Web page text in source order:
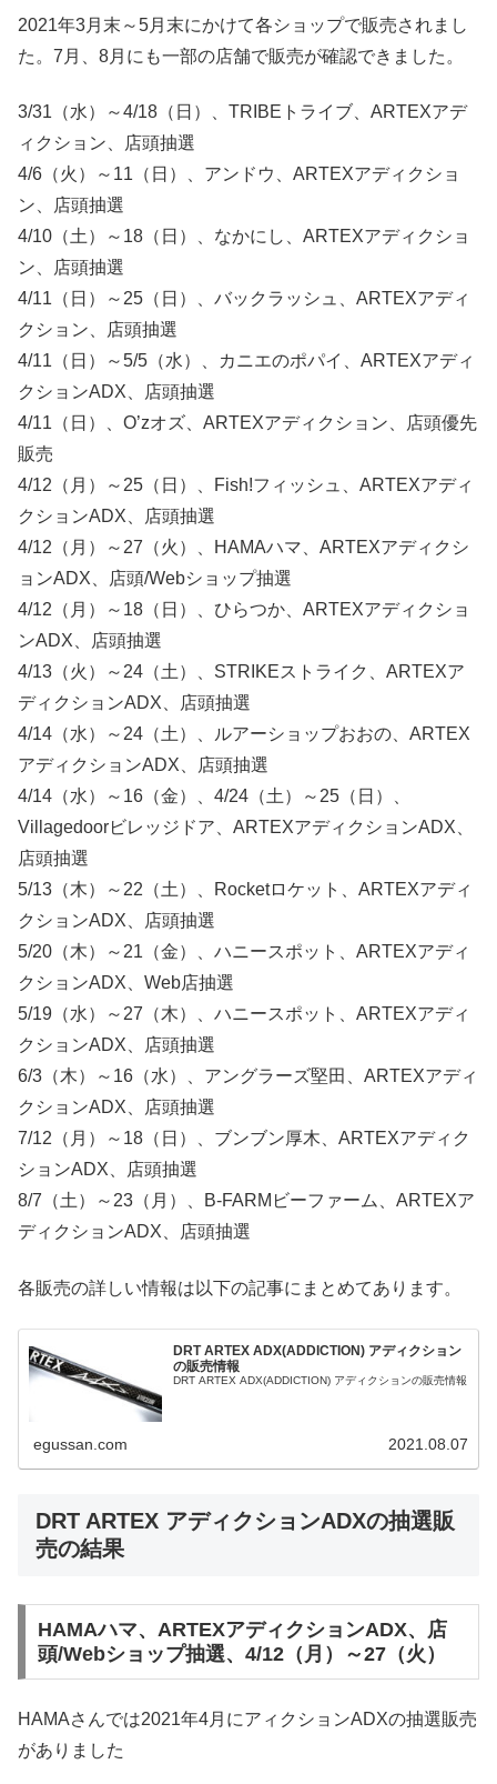
2021年3月末～5月末にかけて各ショップで販売されまし
た。7月、8月にも一部の店舗で販売が確認できました。
3/31（水）～4/18（日）、TRIBEトライブ、ARTEXアデ
ィクション、店頭抽選
4/6（火）～11（日）、アンドウ、ARTEXアディクショ
ン、店頭抽選
4/10（土）～18（日）、なかにし、ARTEXアディクショ
ン、店頭抽選
4/11（日）～25（日）、バックラッシュ、ARTEXアディ
クション、店頭抽選
4/11（日）～5/5（水）、カニエのポパイ、ARTEXアディ
クションADX、店頭抽選
4/11（日）、O’zオズ、ARTEXアディクション、店頭優先
販売
4/12（月）～25（日）、Fish!フィッシュ、ARTEXアディ
クションADX、店頭抽選
4/12（月）～27（火）、HAMAハマ、ARTEXアディクシ
ョンADX、店頭/Webショップ抽選
4/12（月）～18（日）、ひらつか、ARTEXアディクショ
ンADX、店頭抽選
4/13（火）～24（土）、STRIKEストライク、ARTEXア
ディクションADX、店頭抽選
4/14（水）～24（土）、ルアーショップおおの、ARTEX
アディクションADX、店頭抽選
4/14（水）～16（金）、4/24（土）～25（日）、
Villagedoorビレッジドア、ARTEXアディクションADX、
店頭抽選
5/13（木）～22（土）、Rocketロケット、ARTEXアディ
クションADX、店頭抽選
5/20（木）～21（金）、ハニースポット、ARTEXアディ
クションADX、Web店抽選
5/19（水）～27（木）、ハニースポット、ARTEXアディ
クションADX、店頭抽選
6/3（木）～16（水）、アングラーズ堅田、ARTEXアディ
クションADX、店頭抽選
7/12（月）～18（日）、ブンブン厚木、ARTEXアディク
ションADX、店頭抽選
8/7（土）～23（月）、B-FARMビーファーム、ARTEXア
ディクションADX、店頭抽選
各販売の詳しい情報は以下の記事にまとめてあります。
DRT ARTEX ADX(ADDICTION) アディクション
の販売情報
DRT ARTEX ADX(ADDICTION) アディクションの販売情報
egussan.com 2021.08.07
DRT ARTEX アディクションADXの抽選販
売の結果
HAMAハマ、ARTEXアディクションADX、店
頭/Webショップ抽選、4/12（月）～27（火）
HAMAさんでは2021年4月にアィクションADXの抽選販売
がありました